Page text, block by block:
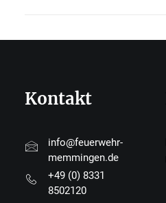
Kontakt
info@feuerwehr-
memmingen.de
+49 (0) 8331
8502120